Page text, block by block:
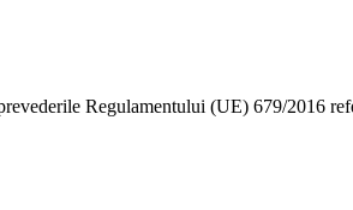
Regulamentului (UE) 679/2016